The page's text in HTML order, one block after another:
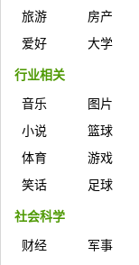
旅游
房产
爱好
大学
行业相关
音乐 图片
小说
篮球
体育
游戏
笑话
足球
社会科学
财经 军事